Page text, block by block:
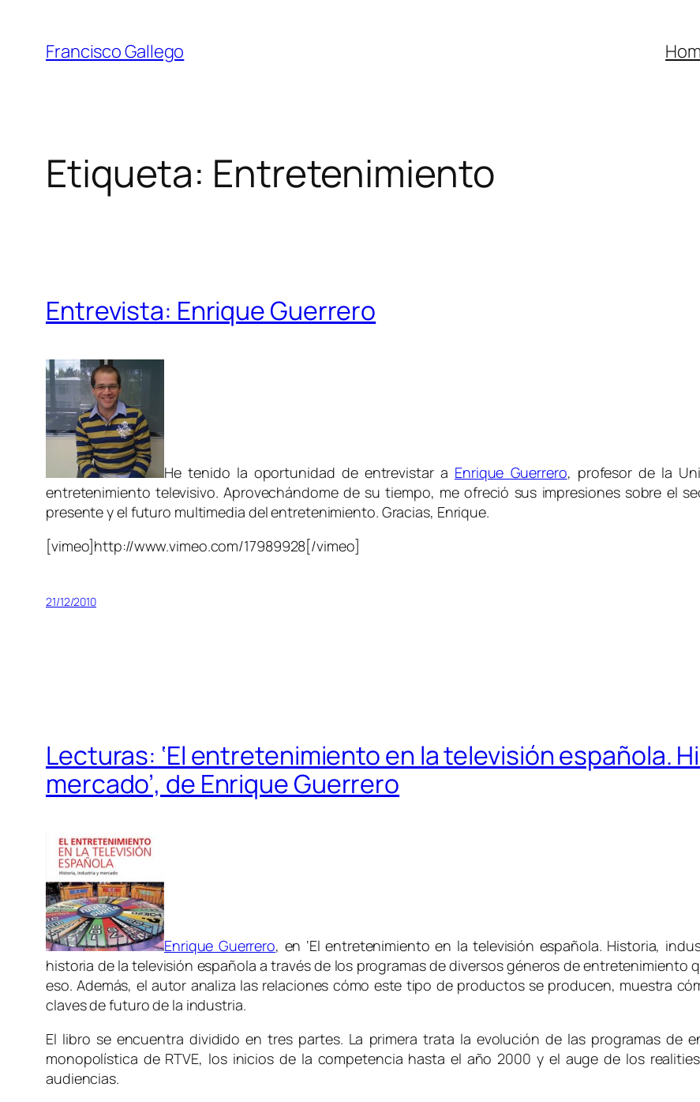
contenido
Francisco Gallego
Etiqueta: Entretenimiento
Entrevista: Enrique Guerrero
He tenido la oportunidad de entrevistar a Enrique Guerrero, profesor de la
entretenimiento televisivo. Aprovechándome de su tiempo, me ofreció sus impresiones sobre el
presente y el futuro multimedia del entretenimiento. Gracias, Enrique.
[vimeo]http://www.vimeo.com/17989928[/vimeo]
21/12/2010
Lecturas: ‘El entretenimiento en la televisión española.
mercado’, de Enrique Guerrero
Enrique Guerrero, en ‘El entretenimiento en la televisión española. Historia,
historia de la televisión española a través de los programas de diversos géneros de entretenimiento
eso. Además, el autor analiza las relaciones cómo este tipo de productos se producen, muestra
claves de futuro de la industria.
El libro se encuentra dividido en tres partes. La primera trata la evolución de las programas de
monopolística de RTVE, los inicios de la competencia hasta el año 2000 y el auge de los
audiencias.